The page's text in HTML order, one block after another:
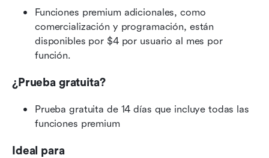
Funciones premium adicionales, como
comercialización y programación, están
disponibles por $4 por usuario al mes por
función.
¿Prueba gratuita?
Prueba gratuita de 14 días que incluye todas las
funciones premium
Ideal para